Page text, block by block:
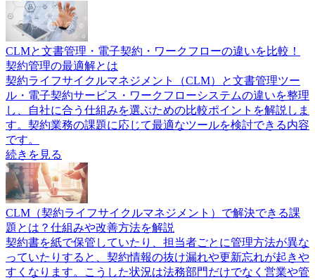
CLMと文書管理・電子契約・ワークフローの違いを比較！
契約管理の最適解とは
契約ライフサイクルマネジメント（CLM）と文書管理ツー
ル・電子契約サービス・ワークフローシステムの違いを整理
し、自社に合う仕組みを選ぶための比較ポイントを解説しま
す。契約業務の課題に応じて最適なツールを検討できる内容
です。
続きを見る
CLM（契約ライフサイクルマネジメント）で解決できる課
題とは？仕組みや改善方法を解説
契約書を紙で保管していたり、担当者ごとに管理方法が異な
っていたりすると、契約情報の抜け漏れや更新忘れが起きや
すくなります。こうした状況は法務部門だけでなく営業や管